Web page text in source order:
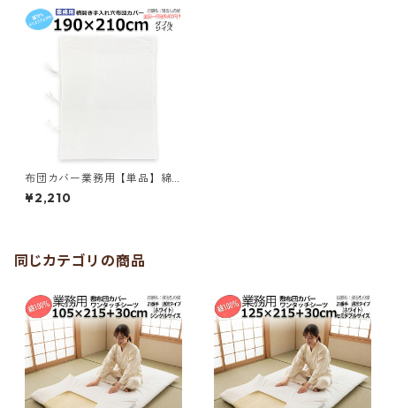
布団カバー業務用【単品】綿7
0% ポリ30% 190×210cm ダ
ブルサイズ 横開き手入れ穴開
61921010
¥2,210
同じカテゴリの商品